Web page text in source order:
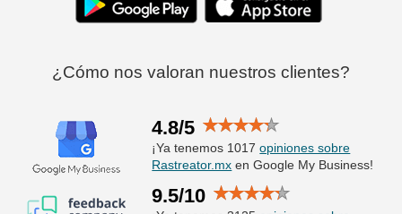
¿Cómo nos valoran nuestros clientes?
4.8/5
¡Ya tenemos 1017opiniones sobre
Rastreator.mx en Google My Business!
9.5/10